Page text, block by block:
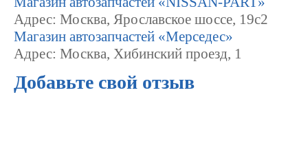
Адрес: Москва, Ярославское шоссе, 19с2
Магазин автозапчастей «Мерседес»
Адрес: Москва, Хибинский проезд, 1
Добавьте свой отзыв